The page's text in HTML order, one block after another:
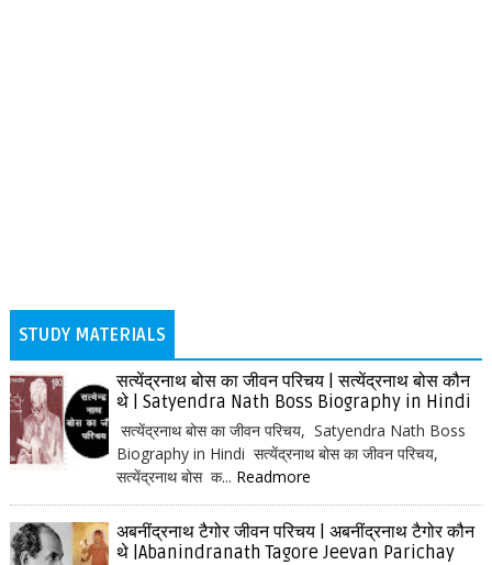
STUDY MATERIALS
सत्येंद्रनाथ बोस का जीवन परिचय | सत्येंद्रनाथ बोस कौन
थे | Satyendra Nath Boss Biography in Hindi
सत्येंद्रनाथ बोस का जीवन परिचय, Satyendra Nath Boss
Biography in Hindi सत्येंद्रनाथ बोस का जीवन परिचय,
सत्येंद्रनाथ बोस क... Readmore
अबनींद्रनाथ टैगोर जीवन परिचय | अबनींद्रनाथ टैगोर कौन
थे |Abanindranath Tagore Jeevan Parichay